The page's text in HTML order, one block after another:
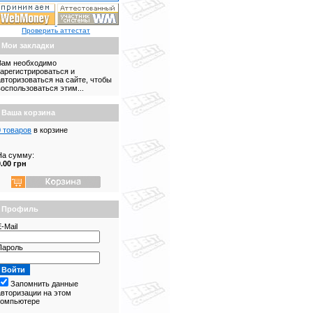
Проверить аттестат
Мои закладки
необходимо
и
на сайте, чтобы
этим...
Ваша корзина
товаров в корзине
сумму:
грн
Профиль
Mail
Запомнить данные
на этом